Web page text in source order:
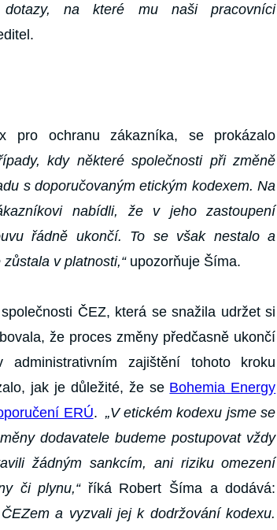
dotazy, na které mu naši pracovníci
pro ochranu zákazníka, se prokázalo
kdy některé společnosti při změně
s doporučovaným etickým kodexem. Na
nabídli, že v jeho zastoupení
řádně ukončí. To se však nestalo a
v platnosti,“upozorňuje Šíma.
ČEZ, která se snažila udržet si
že proces změny předčasně ukončí
zajištění tohoto kroku
jak je důležité, že se Bohemia Energy
ERÚ. „V etickém kodexu jsme se
dodavatele budeme postupovat vždy
žádným sankcím, ani riziku omezení
či plynu,“ říká Robert Šíma a dodává:
a vyzvali jej k dodržování kodexu.